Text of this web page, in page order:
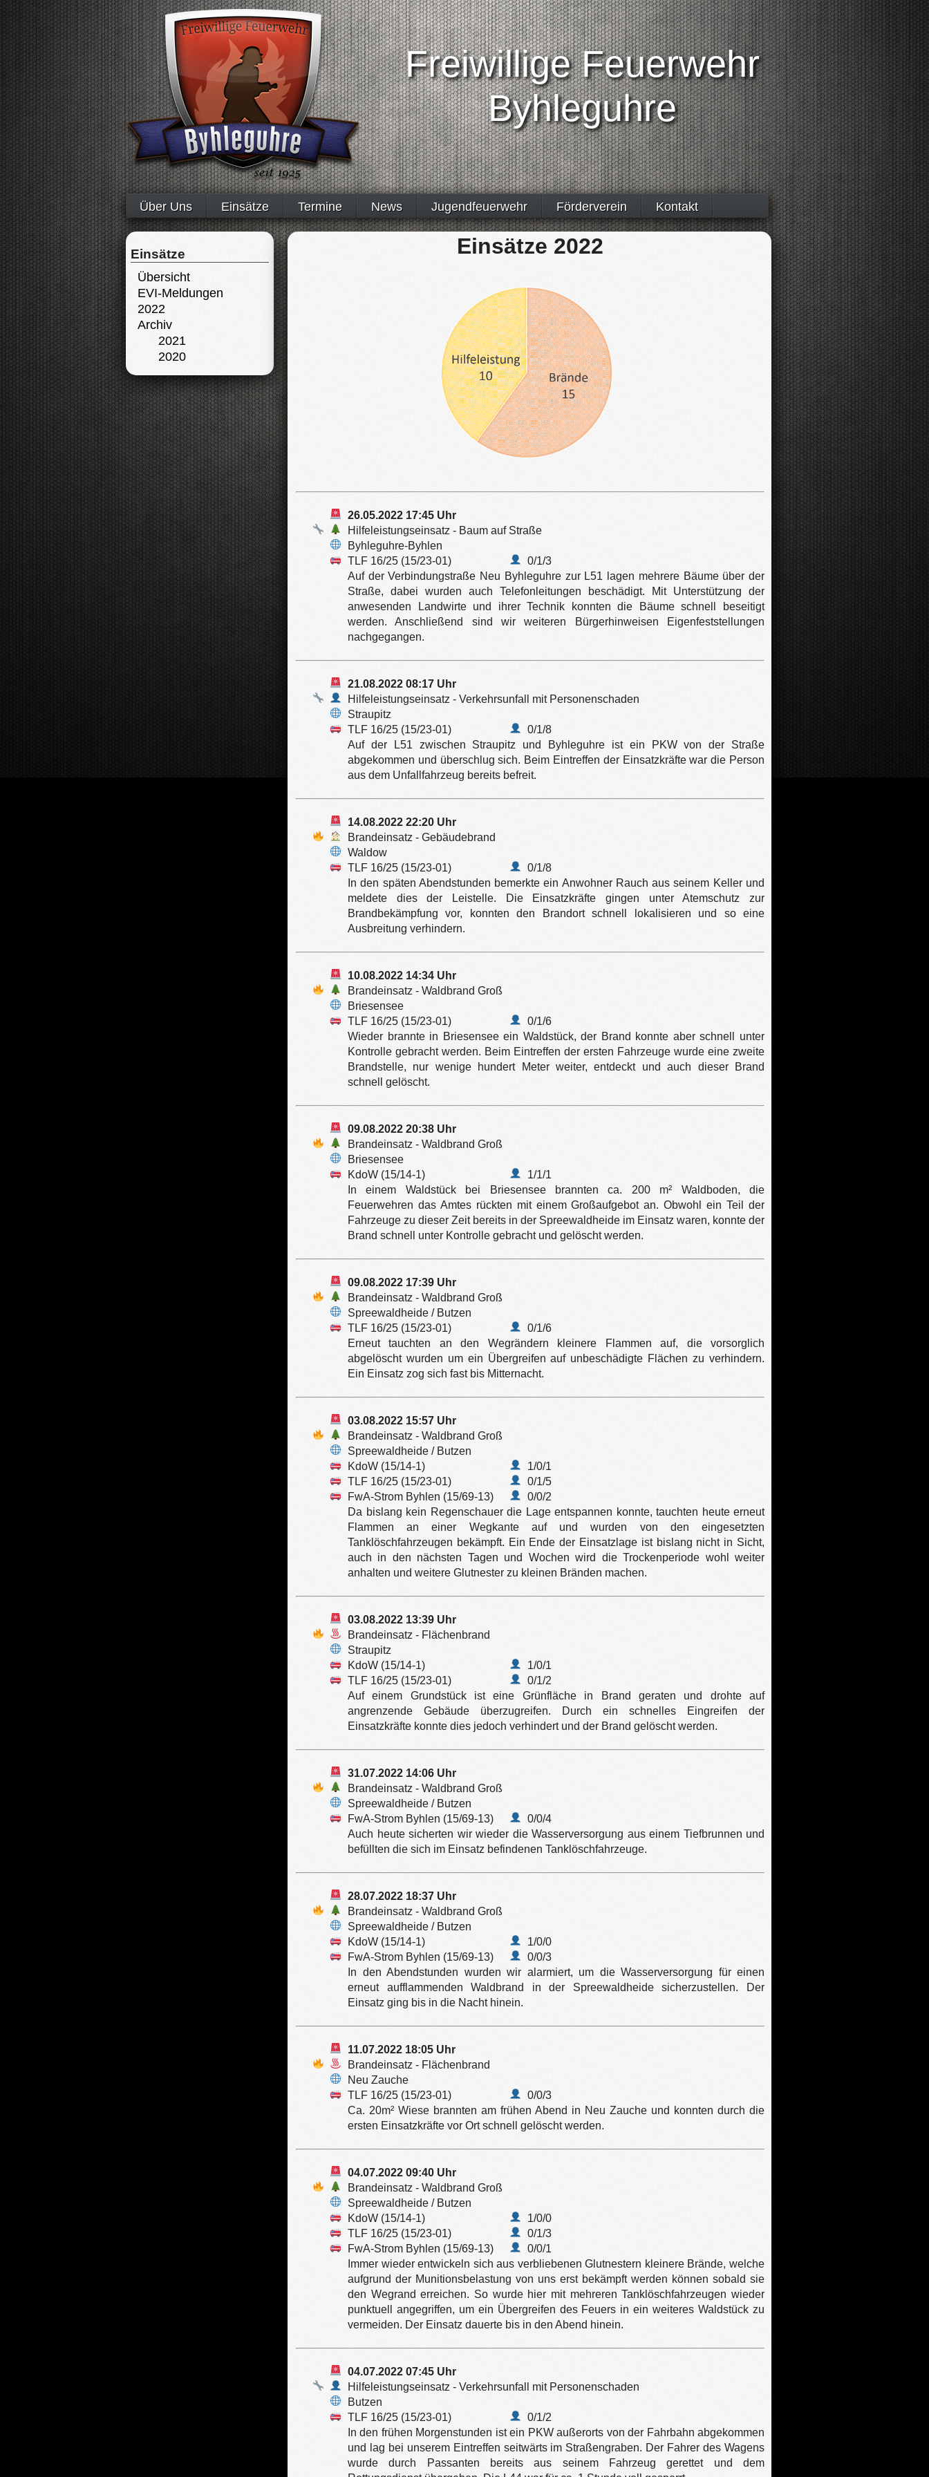
Freiwillige Feuerwehr
Byhleguhre
Über Uns Einsätze Termine News Jugendfeuerwehr Förderverein Kontakt
Einsätze
Übersicht
EVI-Meldungen
2022
Archiv
2021
2020
Einsätze 2022
26.05.2022 17:45 Uhr
Hilfeleistungseinsatz - Baum auf Straße
Byhleguhre-Byhlen
TLF 16/25 (15/23-01)
0/1/3
Auf der Verbindungstraße Neu Byhleguhre zur L51 lagen mehrere Bäume über der
Straße, dabei wurden auch Telefonleitungen beschädigt. Mit Unterstützung der
anwesenden Landwirte und ihrer Technik konnten die Bäume schnell beseitigt
werden. Anschließend sind wir weiteren Bürgerhinweisen Eigenfeststellungen
nachgegangen.
21.08.2022 08:17 Uhr
Hilfeleistungseinsatz - Verkehrsunfall mit Personenschaden
Straupitz
TLF 16/25 (15/23-01)
0/1/8
Auf der L51 zwischen Straupitz und Byhleguhre ist ein PKW von der Straße
abgekommen und überschlug sich. Beim Eintreffen der Einsatzkräfte war die Person
aus dem Unfallfahrzeug bereits befreit.
14.08.2022 22:20 Uhr
Brandeinsatz - Gebäudebrand
Waldow
TLF 16/25 (15/23-01)
0/1/8
In den späten Abendstunden bemerkte ein Anwohner Rauch aus seinem Keller und
meldete dies der Leistelle. Die Einsatzkräfte gingen unter Atemschutz zur
Brandbekämpfung vor, konnten den Brandort schnell lokalisieren und so eine
Ausbreitung verhindern.
10.08.2022 14:34 Uhr
Brandeinsatz - Waldbrand Groß
Briesensee
TLF 16/25 (15/23-01)
0/1/6
Wieder brannte in Briesensee ein Waldstück, der Brand konnte aber schnell unter
Kontrolle gebracht werden. Beim Eintreffen der ersten Fahrzeuge wurde eine zweite
Brandstelle, nur wenige hundert Meter weiter, entdeckt und auch dieser Brand
schnell gelöscht.
09.08.2022 20:38 Uhr
Brandeinsatz - Waldbrand Groß
Briesensee
KdoW (15/14-1)
1/1/1
In einem Waldstück bei Briesensee brannten ca. 200 m² Waldboden, die
Feuerwehren das Amtes rückten mit einem Großaufgebot an. Obwohl ein Teil der
Fahrzeuge zu dieser Zeit bereits in der Spreewaldheide im Einsatz waren, konnte der
Brand schnell unter Kontrolle gebracht und gelöscht werden.
09.08.2022 17:39 Uhr
Brandeinsatz - Waldbrand Groß
Spreewaldheide / Butzen
TLF 16/25 (15/23-01)
0/1/6
Erneut tauchten an den Wegrändern kleinere Flammen auf, die vorsorglich
abgelöscht wurden um ein Übergreifen auf unbeschädigte Flächen zu verhindern.
Ein Einsatz zog sich fast bis Mitternacht.
03.08.2022 15:57 Uhr
Brandeinsatz - Waldbrand Groß
Spreewaldheide / Butzen
KdoW (15/14-1)
1/0/1
TLF 16/25 (15/23-01)
0/1/5
FwA-Strom Byhlen (15/69-13)
0/0/2
Da bislang kein Regenschauer die Lage entspannen konnte, tauchten heute erneut
Flammen an einer Wegkante auf und wurden von den eingesetzten
Tanklöschfahrzeugen bekämpft. Ein Ende der Einsatzlage ist bislang nicht in Sicht,
auch in den nächsten Tagen und Wochen wird die Trockenperiode wohl weiter
anhalten und weitere Glutnester zu kleinen Bränden machen.
03.08.2022 13:39 Uhr
Brandeinsatz - Flächenbrand
Straupitz
KdoW (15/14-1)
1/0/1
TLF 16/25 (15/23-01)
0/1/2
Auf einem Grundstück ist eine Grünfläche in Brand geraten und drohte auf
angrenzende Gebäude überzugreifen. Durch ein schnelles Eingreifen der
Einsatzkräfte konnte dies jedoch verhindert und der Brand gelöscht werden.
31.07.2022 14:06 Uhr
Brandeinsatz - Waldbrand Groß
Spreewaldheide / Butzen
FwA-Strom Byhlen (15/69-13)
0/0/4
Auch heute sicherten wir wieder die Wasserversorgung aus einem Tiefbrunnen und
befüllten die sich im Einsatz befindenen Tanklöschfahrzeuge.
28.07.2022 18:37 Uhr
Brandeinsatz - Waldbrand Groß
Spreewaldheide / Butzen
KdoW (15/14-1)
1/0/0
FwA-Strom Byhlen (15/69-13)
0/0/3
In den Abendstunden wurden wir alarmiert, um die Wasserversorgung für einen
erneut aufflammenden Waldbrand in der Spreewaldheide sicherzustellen. Der
Einsatz ging bis in die Nacht hinein.
11.07.2022 18:05 Uhr
Brandeinsatz - Flächenbrand
Neu Zauche
TLF 16/25 (15/23-01)
0/0/3
Ca. 20m² Wiese brannten am frühen Abend in Neu Zauche und konnten durch die
ersten Einsatzkräfte vor Ort schnell gelöscht werden.
04.07.2022 09:40 Uhr
Brandeinsatz - Waldbrand Groß
Spreewaldheide / Butzen
KdoW (15/14-1)
1/0/0
TLF 16/25 (15/23-01)
0/1/3
FwA-Strom Byhlen (15/69-13)
0/0/1
Immer wieder entwickeln sich aus verbliebenen Glutnestern kleinere Brände, welche
aufgrund der Munitionsbelastung von uns erst bekämpft werden können sobald sie
den Wegrand erreichen. So wurde hier mit mehreren Tanklöschfahrzeugen wieder
punktuell angegriffen, um ein Übergreifen des Feuers in ein weiteres Waldstück zu
vermeiden. Der Einsatz dauerte bis in den Abend hinein.
04.07.2022 07:45 Uhr
Hilfeleistungseinsatz - Verkehrsunfall mit Personenschaden
Butzen
TLF 16/25 (15/23-01)
0/1/2
In den frühen Morgenstunden ist ein PKW außerorts von der Fahrbahn abgekommen
und lag bei unserem Eintreffen seitwärts im Straßengraben. Der Fahrer des Wagens
wurde durch Passanten bereits aus seinem Fahrzeug gerettet und dem